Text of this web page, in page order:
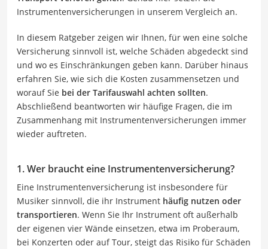
Instrumentenversicherungen in unserem Vergleich an.
In diesem Ratgeber zeigen wir Ihnen, für wen eine solche
Versicherung sinnvoll ist, welche Schäden abgedeckt sind
und wo es Einschränkungen geben kann. Darüber hinaus
erfahren Sie, wie sich die Kosten zusammensetzen und
worauf Sie bei der Tarifauswahl achten sollten.
Abschließend beantworten wir häufige Fragen, die im
Zusammenhang mit Instrumentenversicherungen immer
wieder auftreten.
1. Wer braucht eine Instrumentenversicherung?
Eine Instrumentenversicherung ist insbesondere für
Musiker sinnvoll, die ihr Instrument häufig nutzen oder
transportieren. Wenn Sie Ihr Instrument oft außerhalb
der eigenen vier Wände einsetzen, etwa im Proberaum,
bei Konzerten oder auf Tour, steigt das Risiko für Schäden